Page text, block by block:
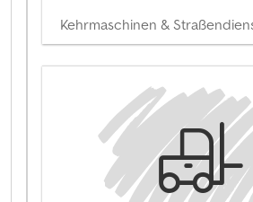
Kehrmaschinen &